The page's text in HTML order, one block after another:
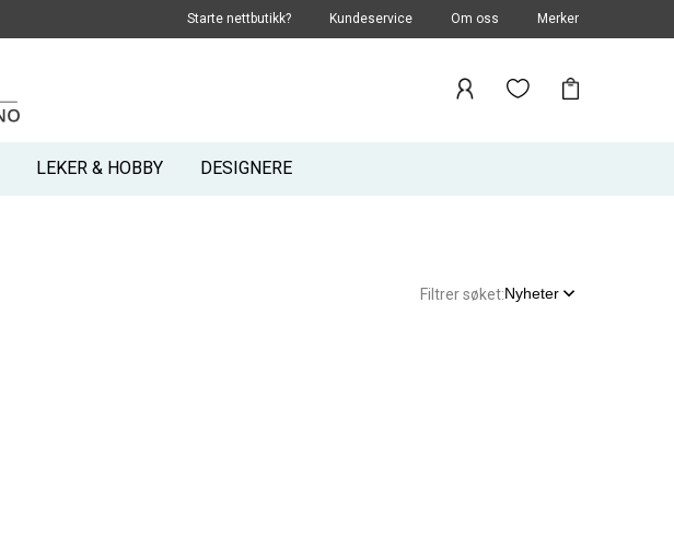
Starte nettbutikk? Kundeservice Om oss Merker
LEKER & HOBBY DESIGNERE
Filtrer søket:Nyheter